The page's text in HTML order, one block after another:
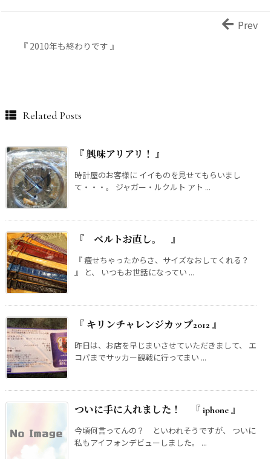
『 2010年も終わりです 』
Prev
Related Posts
『 興味アリアリ！ 』
時計屋のお客様に イイものを見せてもらいまし
て・・・。 ジャガー・ルクルト アト ...
『 ベルトお直し。 』
『 痩せちゃったからさ、サイズなおしてくれる？
』 と、 いつもお世話になってい ...
『 キリンチャレンジカップ2012 』
昨日は、お店を早じまいさせていただきまして、 エ
コパまでサッカー観戦に行ってまい ...
ついに手に入れました！ 『 iphone 』
今頃何言ってんの？ といわれそうですが、 ついに
私もアイフォンデビューしました。 ...